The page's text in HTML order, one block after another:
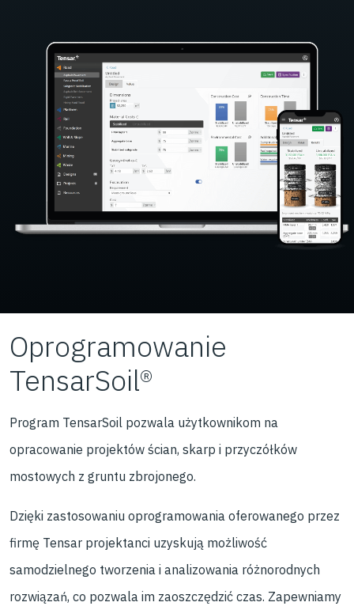
Oprogramowanie
TensarSoil®
Program TensarSoil pozwala użytkownikom na
opracowanie projektów ścian, skarp i przyczółków
mostowych z gruntu zbrojonego.
Dzięki zastosowaniu oprogramowania oferowanego przez
firmę Tensar projektanci uzyskują możliwość
samodzielnego tworzenia i analizowania różnorodnych
rozwiązań, co pozwala im zaoszczędzić czas. Zapewniamy